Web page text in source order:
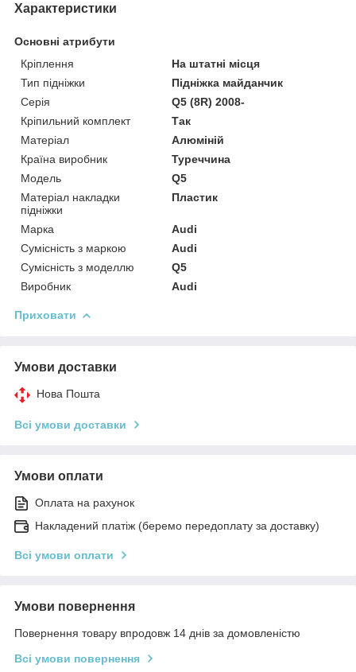
Характеристики
Основні атрибути
Кріплення
На штатні місця
Тип підніжки
Підніжка майданчик
Серія
Q5 (8R) 2008-
Кріпильний комплект
Так
Матеріал
Алюміній
Країна виробник
Туреччина
Модель
Q5
Матеріал накладки
підніжки
Пластик
Марка
Audi
Сумісність з маркою
Audi
Сумісність з моделлю
Q5
Виробник
Audi
Приховати
Умови доставки
Нова Пошта
Всі умови доставки
Умови оплати
Оплата на рахунок
Накладений платіж (беремо передоплату за доставку)
Всі умови оплати
Умови повернення
Повернення товару впродовж 14 днів за домовленістю
Всі умови повернення